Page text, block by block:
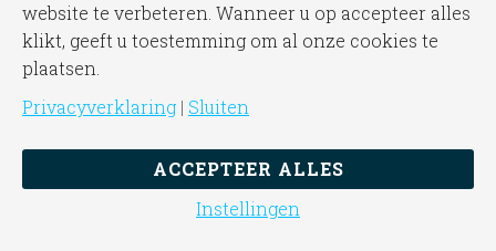
Reclamemast A2, Utrecht
website te verbeteren. Wanneer u op accepteer alles
klikt, geeft u toestemming om al onze cookies te
plaatsen.
Privacyverklaring | Sluiten
ACCEPTEER ALLES
Instellingen